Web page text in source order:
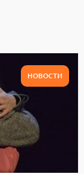
НОВОСТИ